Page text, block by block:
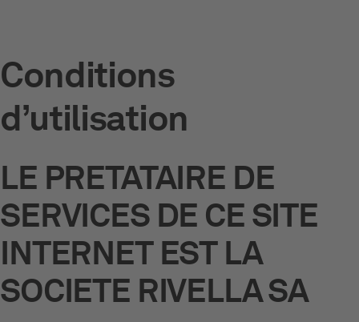
Conditions
d’utilisation
LE PRETATAIRE DE
SERVICES DE CE SITE
INTERNET EST LA
SOCIETE RIVELLA SA